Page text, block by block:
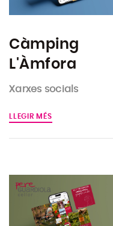
Càmping
L'Àmfora
Xarxes socials
LLEGIR MÉS